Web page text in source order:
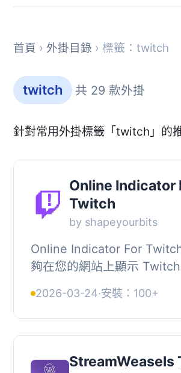
首頁 › 外掛目錄 › 標籤：twitch
twitch 共 29 款外掛
針對常用外掛標籤「twitch」的
Online Indicator
Twitch
by shapeyourbits
Online Indicator For
夠在您的網站上顯示
提供多種自訂選項，讓您輕
示您的直...
2026-03-24·安裝：100+
StreamWeasels